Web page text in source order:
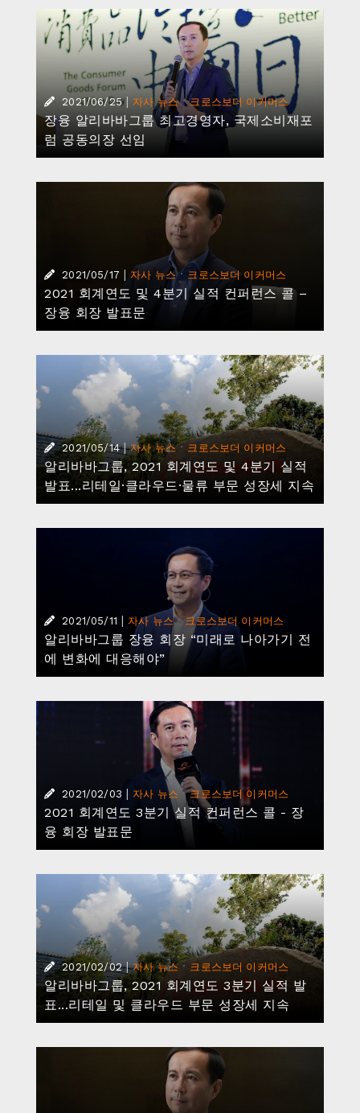
2021/06/25 자사 뉴스·크로스보더 이커머스
장융 알리바바그룹 최고경영자, 국제소비재포
럼 공동의장 선임
2021/05/17 자사 뉴스· 크로스보더 이커머스
2021 회계연도 및 4분기 실적 컨퍼런스 콜 –
장융 회장 발표문
2021/05/14 | 자사 뉴스· 크로스보더 이커머스
알리바바그룹, 2021 회계연도 및 4분기 실적
발표...리테일·클라우드·물류 부문 성장세 지속
2021/05/11 자사 뉴스·크로스보더 이커머스
알리바바그룹 장융 회장 “미래로 나아가기 전
에 변화에 대응해야”
2021/02/03 자사 뉴스 ·크로스보더 이커머스
2021 회계연도 3분기 실적 컨퍼런스 콜 - 장
융 회장 발표문
2021/02/02 | 자사 뉴스· 크로스보더 이커머스
알리바바그룹, 2021 회계연도 3분기 실적 발
표...리테일 및 클라우드 부문 성장세 지속